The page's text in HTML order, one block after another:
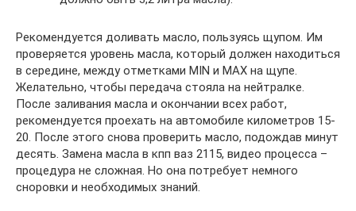
Рекомендуется доливать масло, пользуясь щупом. Им
проверяется уровень масла, который должен находиться
в середине, между отметками MIN и MAX на щупе.
Желательно, чтобы передача стояла на нейтралке.
После заливания масла и окончании всех работ,
рекомендуется проехать на автомобиле километров 15-
20. После этого снова проверить масло, подождав минут
десять. Замена масла в кпп ваз 2115, видео процесса –
процедура не сложная. Но она потребует немного
сноровки и необходимых знаний.